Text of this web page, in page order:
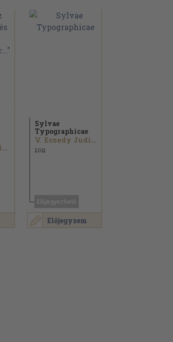
S. Sárdi Margit...
Előjegyzem
Sylvae
Typographicae
V. Ecsedy Judit...
2012